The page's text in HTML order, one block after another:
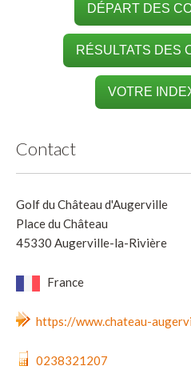
DÉPART DES
RÉSULTATS DES
VOTRE
Contact
Golf du Château d'Augerville
Place du Château
45330 Augerville-la-Rivière
France
https://www.chateau-
0238321207